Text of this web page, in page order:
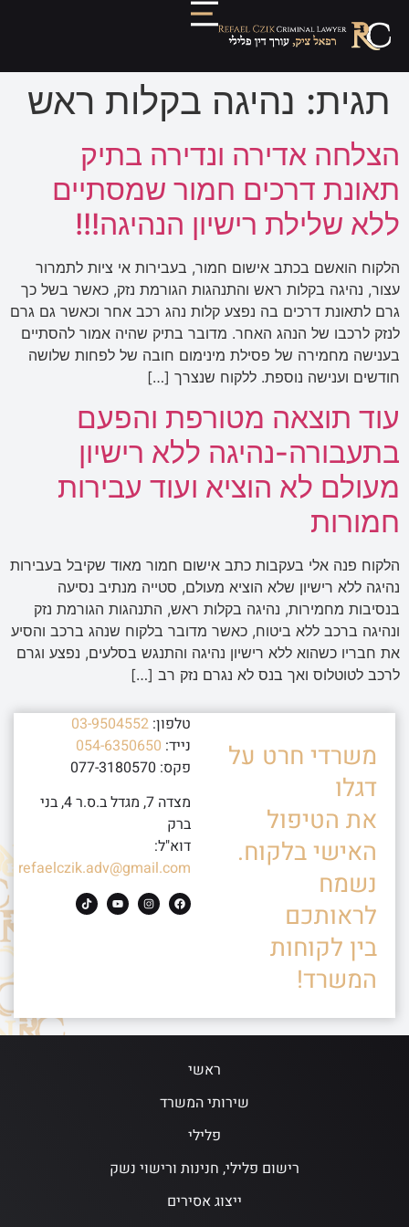
תגית: נהיגה בקלות ראש
הצלחה אדירה ונדירה בתיק
תאונת דרכים חמור שמסתיים
ללא שלילת רישיון הנהיגה!!!
הלקוח הואשם בכתב אישום חמור, בעבירות אי ציות לתמרור
עצור, נהיגה בקלות ראש והתנהגות הגורמת נזק, כאשר בשל כך
גרם לתאונת דרכים בה נפצע קלות נהג רכב אחר וכאשר גם גרם
לנזק לרכבו של הנהג האחר. מדובר בתיק שהיה אמור להסתיים
בענישה מחמירה של פסילת מינימום חובה של לפחות שלושה
חודשים וענישה נוספת. ללקוח שנצרך […]
עוד תוצאה מטורפת והפעם
בתעבורה-נהיגה ללא רישיון
מעולם לא הוציא ועוד עבירות
חמורות
הלקוח פנה אלי בעקבות כתב אישום חמור מאוד שקיבל בעבירות
נהיגה ללא רישיון שלא הוציא מעולם, סטייה מנתיב נסיעה
בנסיבות מחמירות, נהיגה בקלות ראש, התנהגות הגורמת נזק
ונהיגה ברכב ללא ביטוח, כאשר מדובר בלקוח שנהג ברכב והסיע
את חבריו כשהוא ללא רישיון נהיגה והתנגש בסלעים, נפצע וגרם
לרכב לטוטלוס ואך בנס לא נגרם נזק רב […]
משרדי חרט על
דגלו
את הטיפול
האישי בלקוח.
נשמח
לראותכם
בין לקוחות
המשרד!
טלפון: 03-9504552
נייד: 054-6350650
פקס: 077-3180570
מצדה 7, מגדל ב.ס.ר 4, בני
ברק
דוא"ל:
refaelczik.adv@gmail.com
ראשי
שירותי המשרד
פלילי
רישום פלילי, חנינות ורישוי נשק
ייצוג אסירים